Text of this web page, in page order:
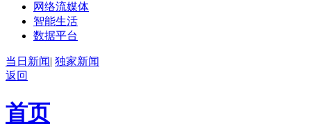
网络流媒体
智能生活
数据平台
当日新闻| 独家新闻
返回
首页